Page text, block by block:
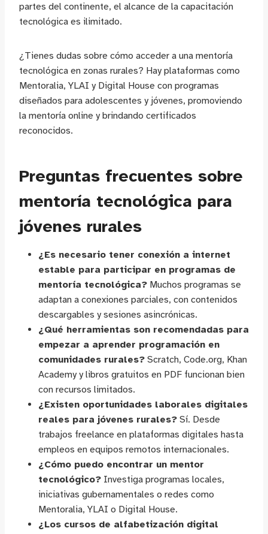
partes del continente, el alcance de la capacitación
tecnológica es ilimitado.
¿Tienes dudas sobre cómo acceder a una mentoría
tecnológica en zonas rurales? Hay plataformas como
Mentoralia, YLAI y Digital House con programas
diseñados para adolescentes y jóvenes, promoviendo
la mentoría online y brindando certificados
reconocidos.
Preguntas frecuentes sobre
mentoría tecnológica para
jóvenes rurales
¿Es necesario tener conexión a internet
estable para participar en programas de
mentoría tecnológica? Muchos programas se
adaptan a conexiones parciales, con contenidos
descargables y sesiones asincrónicas.
¿Qué herramientas son recomendadas para
empezar a aprender programación en
comunidades rurales? Scratch, Code.org, Khan
Academy y libros gratuitos en PDF funcionan bien
con recursos limitados.
¿Existen oportunidades laborales digitales
reales para jóvenes rurales? Sí. Desde
trabajos freelance en plataformas digitales hasta
empleos en equipos remotos internacionales.
¿Cómo puedo encontrar un mentor
tecnológico? Investiga programas locales,
iniciativas gubernamentales o redes como
Mentoralia, YLAI o Digital House.
¿Los cursos de alfabetización digital